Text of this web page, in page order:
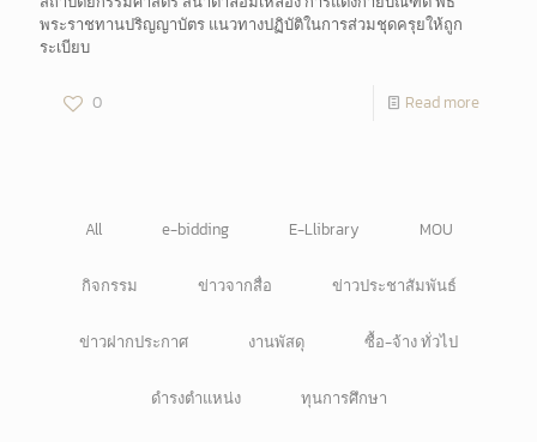
พระราชทานปริญญาบัตร แนวทางปฏิบัติในการส่วมชุดครุยให้ถูก
ระเบียบ
0 Read more
All e-bidding E-Llibrary MOU
กิจกรรม ข่าวจากสื่อ ข่าวประชาสัมพันธ์
ข่าวฝากประกาศ งานพัสดุ ซื้อ-จ้าง ทั่วไป
ดำรงตำแหน่ง ทุนการศึกษา